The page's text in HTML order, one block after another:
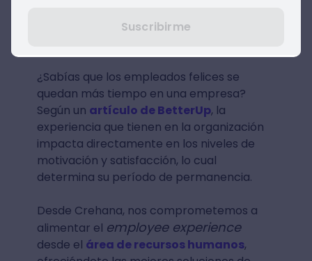
Aprendizaje y Talento se actualizará
¿Sabías que los empleados felices se
quedan más tiempo en una empresa?
Según un artículo de BetterUp, la
experiencia que tienen en la organización
impacta directamente en los niveles de
motivación y satisfacción, lo cual
determina su período de permanencia.
Desde Crehana, nos comprometemos a
alimentar el employee experience
desde el área de recursos humanos,
Suscribirme